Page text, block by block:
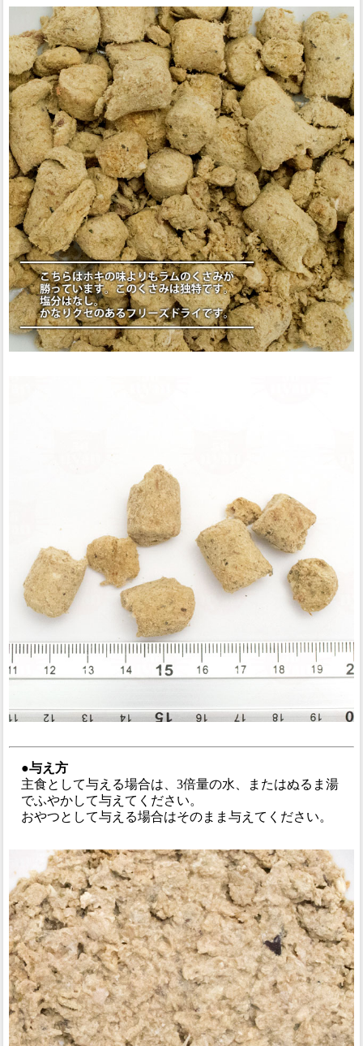
●与え方
主食として与える場合は、3倍量の水、またはぬるま湯
でふやかして与えてください。
おやつとして与える場合はそのまま与えてください。